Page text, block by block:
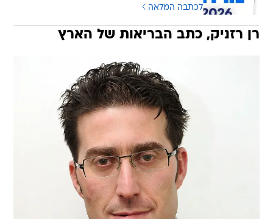
לכתבה המלאה
רן רזניק, כתב הבריאות של הארץ